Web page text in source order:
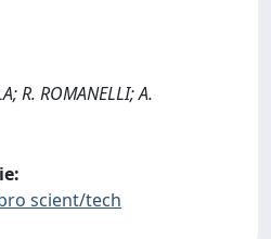
R. ROMANELLI; A.
scient/tech